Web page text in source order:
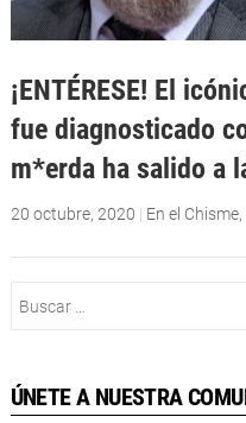
¡ENTÉRESE! El
fue diagnosticado
m*erda ha salido a
20 octubre, 2020 | En el Chisme,
ÚNETE A NUESTRA